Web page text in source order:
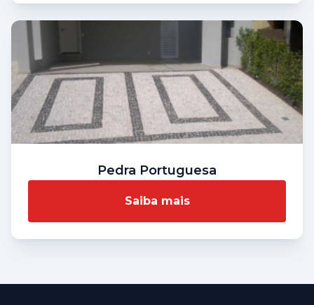
Pedra Portuguesa
Saiba mais